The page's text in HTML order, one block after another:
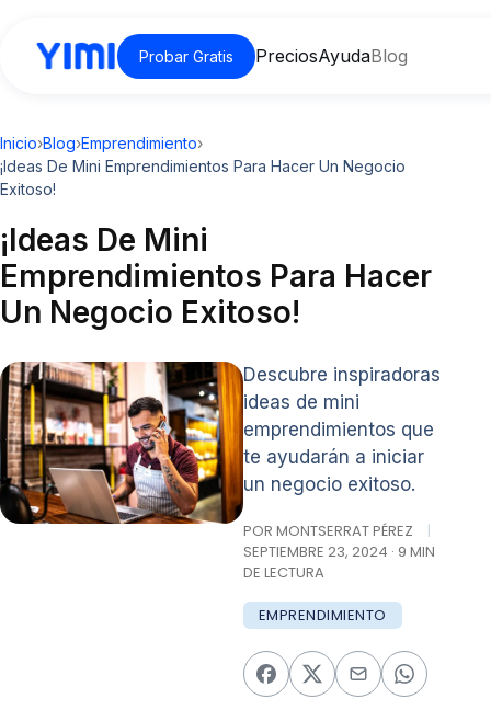
Probar Gratis PreciosAyudaBlog
Inicio›Blog›Emprendimiento›
¡Ideas De Mini Emprendimientos Para Hacer Un Negocio
Exitoso!
¡Ideas De Mini
Emprendimientos Para Hacer
Un Negocio Exitoso!
Descubre inspiradoras
ideas de mini
emprendimientos que
te ayudarán a iniciar
un negocio exitoso.
POR MONTSERRAT PÉREZ
|
SEPTIEMBRE 23, 2024 · 9 MIN
DE LECTURA
EMPRENDIMIENTO